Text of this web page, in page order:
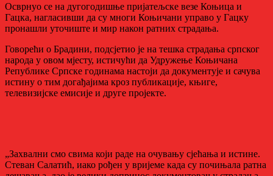
Осврнуо се на дугогодишње пријатељске везе Коњица и
Гацка, нагласивши да су многи Коњичани управо у Гацку
пронашли уточиште и мир након ратних страдања.
Говорећи о Брадини, подсјетио је на тешка страдања српског
народа у овом мјесту, истичући да Удружење Коњичана
Републике Српске годинама настоји да документује и сачува
истину о тим догађајима кроз публикације, књиге,
телевизијске емисије и друге пројекте.
„Захвални смо свима који раде на очувању сјећања и истине.
Стеван Салатић, иако рођен у вријеме када су почињала ратна